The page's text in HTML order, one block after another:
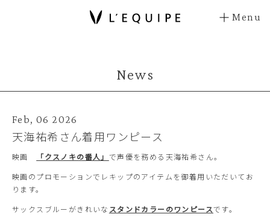
Menu
News
Feb, 06 2026
天海祐希さん着用ワンピース
映画 「クスノキの番人」 で声優を務める天海祐希さん。
映画のプロモーションでレキップのアイテムを御着用いただいてお
ります。
サックスブルーがきれいな スタンドカラーのワンピースです。